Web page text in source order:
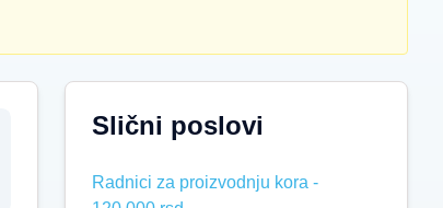
Slični poslovi
Radnici za proizvodnju kora -